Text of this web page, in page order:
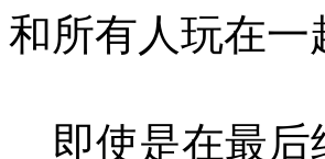
和所有人玩在一
即使是在最后